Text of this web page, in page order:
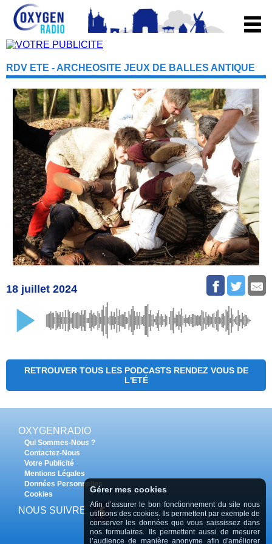
RDV ETE - ARCHEOSITE JEUX DE BALLES ANTIQUE
18 juillet 2024
RETROUVER TOUS LES PODCASTS RENDEZ VOUS DE
L'ETÉ
OXYGENRADIO
Qui Sommes-Nous ?
Contactez-Nous
Votre Publicité
Mentions Légales
Données Personnelles
Cookies
NOUS SUIVRE
Gérer mes cookies
Afin d’assurer le bon fonctionnement du site nous
utilisons des cookies. Ils permettent par exemple de
conserver les données que vous saississez dans
nos formulaires. Ils permettent aussi de mesurer
l’audience de manière anonyme afin d'améliorer